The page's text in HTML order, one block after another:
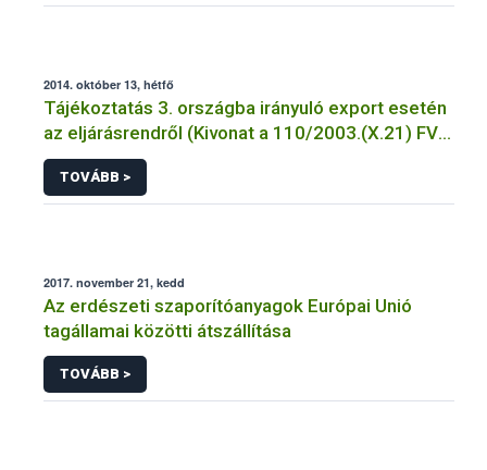
2014. október 13, hétfő
Tájékoztatás 3. országba irányuló export esetén
az eljárásrendről (Kivonat a 110/2003.(X.21) FVM
Rendeletből)
TOVÁBB >
2017. november 21, kedd
Az erdészeti szaporítóanyagok Európai Unió
tagállamai közötti átszállítása
TOVÁBB >